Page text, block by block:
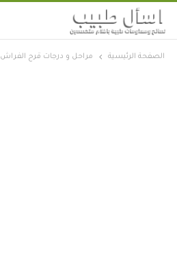
الصفحة الرئيسية مراحل و درجات قرح الفراش